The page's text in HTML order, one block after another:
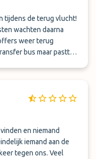
tijdens de terug vlucht!
wachten daarna
weer terug
bus maar pastte
en niemand
iemand aan de
tegen ons. Veel